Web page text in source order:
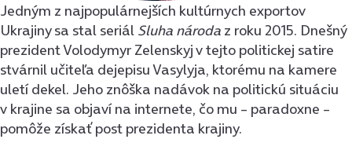
Jedným z najpopulárnejších kultúrnych exportov
Ukrajiny sa stal seriál Sluha národa z roku 2015. Dnešný
prezident Volodymyr Zelenskyj v tejto politickej satire
stvárnil učiteľa dejepisu Vasylyja, ktorému na kamere
uletí dekel. Jeho znôška nadávok na politickú situáciu
v krajine sa objaví na internete, čo mu – paradoxne –
pomôže získať post prezidenta krajiny.